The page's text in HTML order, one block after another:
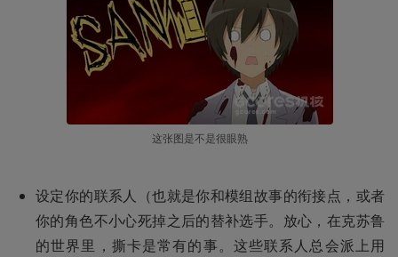
这张图是不是很眼熟
设定你的联系人（也就是你和模组故事的衔接点，或者
你的角色不小心死掉之后的替补选手。放心，在克苏鲁
的世界里，撕卡是常有的事。这些联系人总会派上用